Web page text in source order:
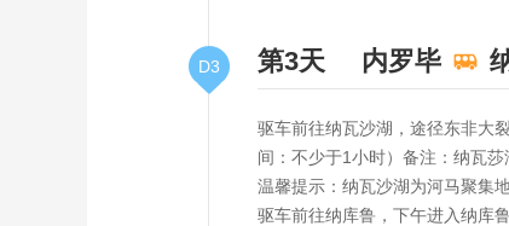
D3 第3天 内罗毕
驱车前往纳瓦沙湖，途径东非大
间：不少于1小时）备注：纳瓦
温馨提示：纳瓦沙湖为河马聚集
驱车前往纳库鲁，下午进入纳库